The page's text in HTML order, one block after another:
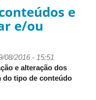
e
e/ou
08/2016 - 15:51
e alteração dos
do tipo de conteúdo